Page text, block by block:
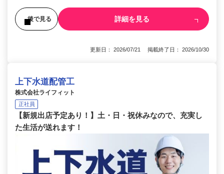
後で見る 詳細を見る
更新日： 2026/07/21 掲載終了日： 2026/10/30
上下水道配管工
株式会社ライフィット
正社員
【新規出店予定あり！】土・日・祝休みなので、充実し
た生活が送れます！